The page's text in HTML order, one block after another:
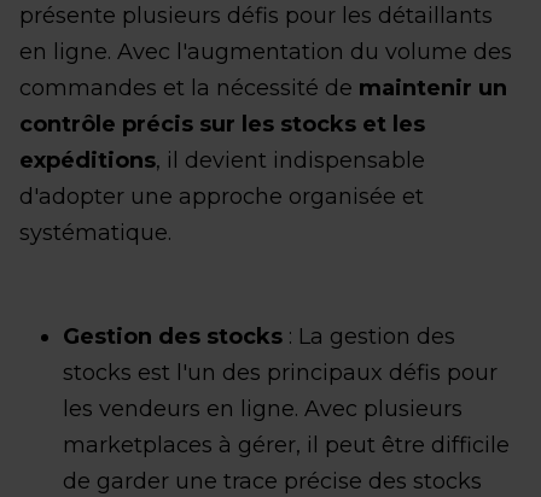
présente plusieurs défis pour les détaillants
en ligne. Avec l'augmentation du volume des
commandes et la nécessité de maintenir un
contrôle précis sur les stocks et les
expéditions, il devient indispensable
d'adopter une approche organisée et
systématique.
Gestion des stocks : La gestion des
stocks est l'un des principaux défis pour
les vendeurs en ligne. Avec plusieurs
marketplaces à gérer, il peut être difficile
de garder une trace précise des stocks